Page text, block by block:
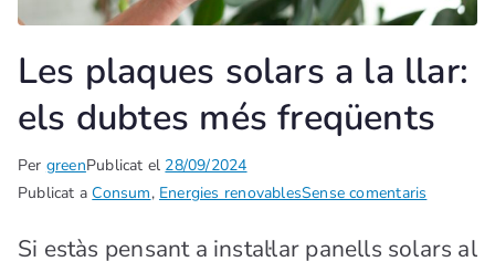
Les plaques solars a la llar:
els dubtes més freqüents
Per greenPublicat el 28/09/2024
Publicat aConsum, Energies renovablesSense comentaris
Si estàs pensant a instal·lar panells solars al